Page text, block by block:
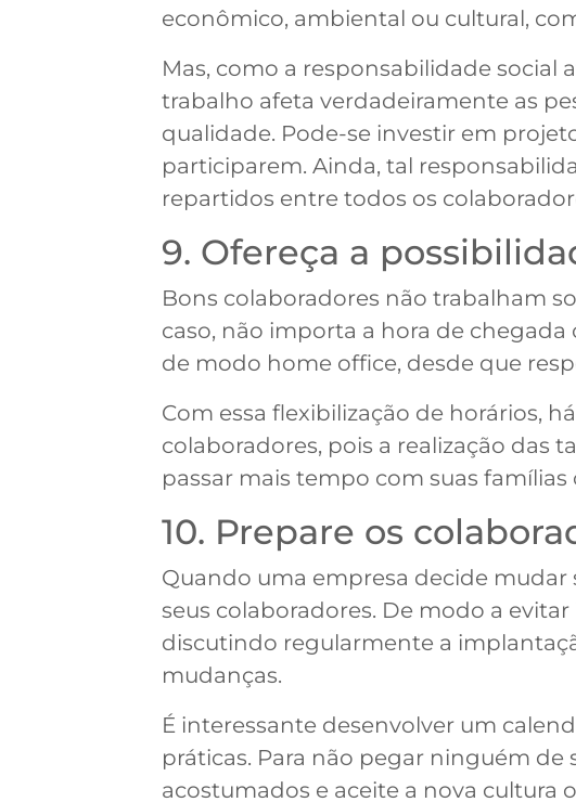
econômico, ambiental ou cultural,
Mas, como a responsabilidade social
trabalho afeta verdadeiramente as
qualidade. Pode-se investir em
participarem. Ainda, tal
repartidos entre todos os
9. Ofereça a
Bons colaboradores não trabalham
caso, não importa a hora de
de modo home office, desde que
Com essa flexibilização de horários,
colaboradores, pois a realização das
passar mais tempo com suas
10. Prepare os
Quando uma empresa decide
seus colaboradores. De modo a
discutindo regularmente a
mudanças.
É interessante desenvolver um
práticas. Para não pegar ninguém
acostumados e aceite a nova cultura